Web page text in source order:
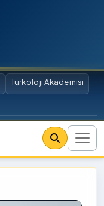
Türkoloji Akademisi